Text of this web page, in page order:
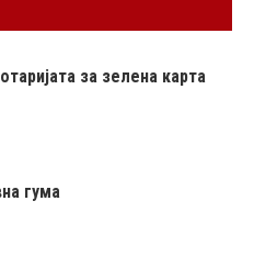
за зелена карта
гума